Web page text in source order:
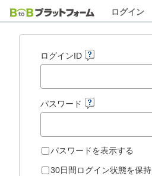
ログイン
ログインID
パスワード
パスワードを表示する
30日間ログイン状態を保持